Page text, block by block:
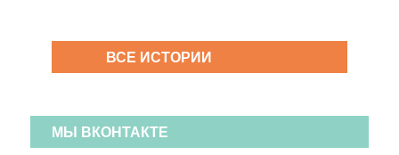
ВСЕ ИСТОРИИ
МЫ ВКОНТАКТЕ